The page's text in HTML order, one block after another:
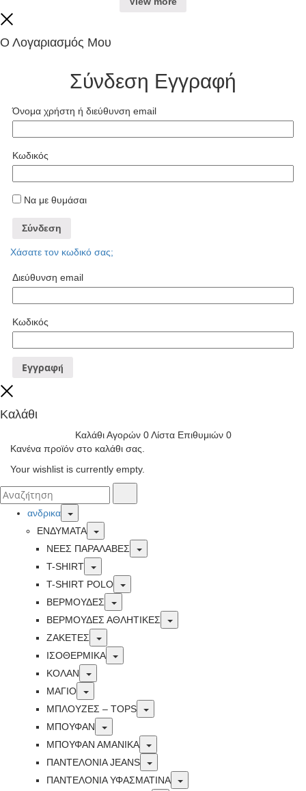
Ο Λογαριασμός Μου
Σύνδεση Εγγραφή
Όνομα χρήστη ή διεύθυνση email
Κωδικός
Να με θυμάσαι
Σύνδεση
Χάσατε τον κωδικό σας;
Διεύθυνση email
Κωδικός
Εγγραφή
Καλάθι
Καλάθι Αγορών 0 Λίστα Επιθυμιών 0
Κανένα προϊόν στο καλάθι σας.
Your wishlist is currently empty.
Αναζήτησα
για:
ανδρικα
Toggle
ΕΝΔΥΜΑΤΑ
Toggle
ΝΕΕΣ ΠΑΡΑΛΑΒΕΣ
Toggle
T-SHIRT
Toggle
T-SHIRT POLO
Toggle
ΒΕΡΜΟΥΔΕΣ
Toggle
ΒΕΡΜΟΥΔΕΣ ΑΘΛΗΤΙΚΕΣ
Toggle
ΖΑΚΕΤΕΣ
Toggle
ΙΣΟΘΕΡΜΙΚΆ
Toggle
ΚΟΛΑΝ
Toggle
ΜΑΓΙΟ
Toggle
ΜΠΛΟΥΖΕΣ – TOPS
Toggle
ΜΠΟΥΦΑΝ
Toggle
ΜΠΟΥΦΆΝ ΑΜΆΝΙΚΑ
Toggle
ΠΑΝΤΕΛΟΝΙΑ JEANS
Toggle
ΠΑΝΤΕΛΟΝΙΑ ΥΦΑΣΜΑΤΙΝΑ
Toggle